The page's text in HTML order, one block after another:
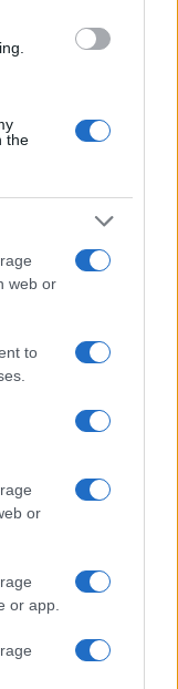
the
web or
to
or
or app.
július 30-ra
a Föld egész
közösség